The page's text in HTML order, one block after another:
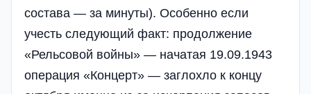
состава — за минуты). Особенно если
учесть следующий факт: продолжение
«Рельсовой войны» — начатая 19.09.1943
операция «Концерт» — заглохло к концу